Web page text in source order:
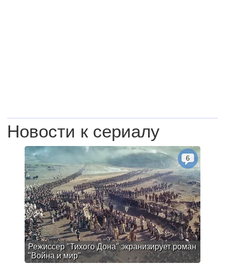
Новости к сериалу
Режиссер "Тихого Дона" экранизирует роман
"Война и мир"
6